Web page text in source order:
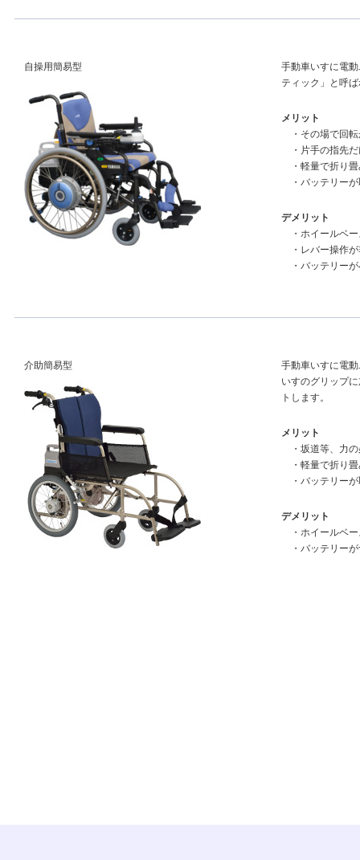
自操用簡易型
手動車いすに電
ティック」と呼
メリット
・その場で回
・片手の指先
・軽量で折り
・バッテリー
デメリット
・ホイールベ
・レバー操作
・バッテリー
介助簡易型
手動車いすに電
いすのグリップ
トします。
メリット
・坂道等、力
・軽量で折り
・バッテリー
デメリット
・ホイールベ
・バッテリー